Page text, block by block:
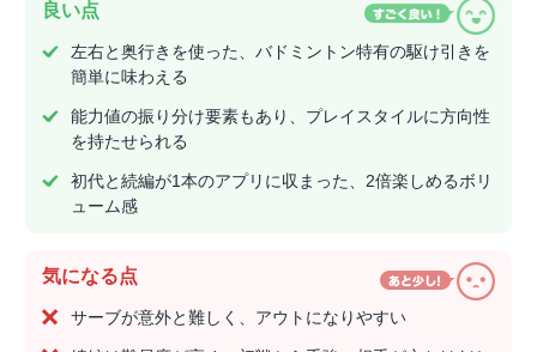
良い点
左右と奥行きを使った、バドミントン特有の駆け引きを
簡単に味わえる
能力値の振り分け要素もあり、プレイスタイルに方向性
を持たせられる
初代と続編が1本のアプリに収まった、2倍楽しめるボリ
ューム感
気になる点
サーブが意外と難しく、アウトになりやすい